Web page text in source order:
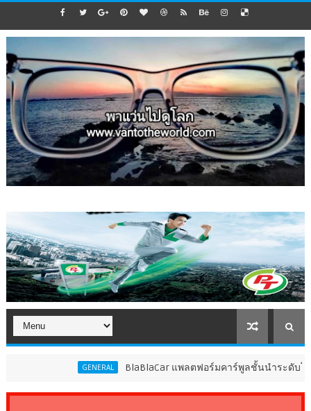
BlaBlaCar แพลตฟอร์มคาร์พูลชั้นนำระดับโลก ประกาศเปิ